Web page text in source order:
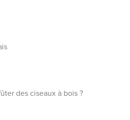
des ciseaux à bois ?